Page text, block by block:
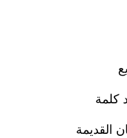
كلمة
القديمة